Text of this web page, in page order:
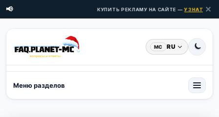
📢 КУПИТЬ РЕКЛАМУ НА САЙТЕ —УЗНАТЬ ✕
MC RU
Меню разделов